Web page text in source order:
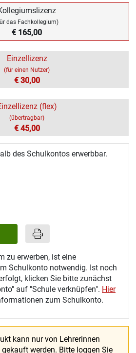
das Fachkollegium)
€ 165,00
Einzellizenz
(für einen Nutzer)
€ 30,00
(flex)
(übertragbar)
€ 45,00
des Schulkontos erwerbbar.
zu erwerben, ist eine
Schulkonto notwendig. Ist noch
klicken Sie bitte zunächst
auf "Schule verknüpfen". Hier
zum Schulkonto.
kann nur von Lehrerinnen
gekauft werden. Bitte loggen Sie